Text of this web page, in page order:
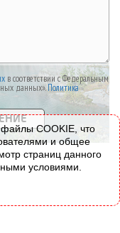
в соответствии с Федеральным
данных».Политика
COOKIE, что
и общее
страниц данного
условиями.